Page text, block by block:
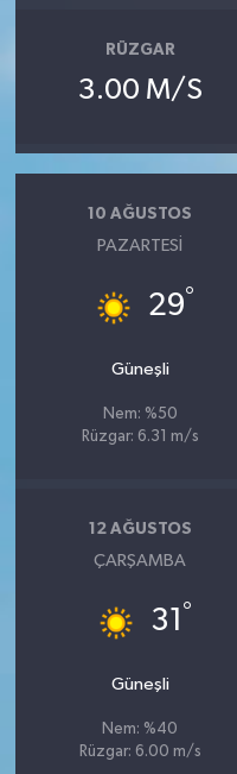
RÜZGAR
3.00 M/S
10 AĞUSTOS
PAZARTESI
29°
Güneşli
Nem: %50
Rüzgar: 6.31 m/s
12 AĞUSTOS
ÇARŞAMBA
31 °
Güneşli
Nem: %40
Rüzgar: 6.00 m/s